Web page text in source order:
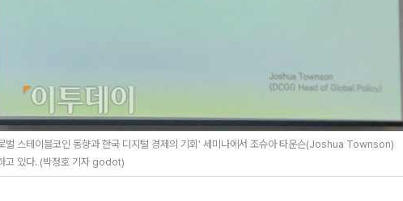
스테이블코인 동향과 한국 디지털 경제의 기회' 세미나에서 조슈아 타운슨(Joshua Townson)
고 있다. (박정호 기자 godot)